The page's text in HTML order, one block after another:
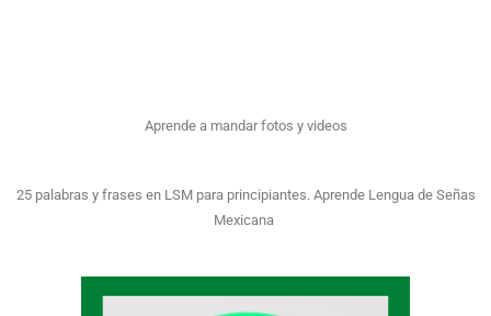
Aprende a mandar fotos y videos
25 palabras y frases en LSM para principiantes. Aprende Lengua de Señas
Mexicana